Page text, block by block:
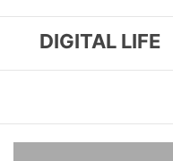
DIGITAL LIFE